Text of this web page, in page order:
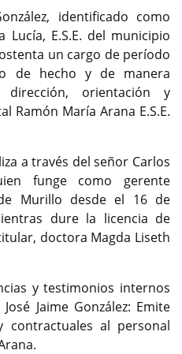
identificado como
E.S.E. del municipio
un cargo de período
de hecho y de manera
orientación y
Ramón María Arana E.S.E.
a través del señor Carlos
funge como gerente
Murillo desde el 16 de
dure la licencia de
doctora Magda Liseth
y testimonios internos
Jaime González: Emite
contractuales al personal